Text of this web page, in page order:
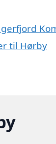
til Hørby